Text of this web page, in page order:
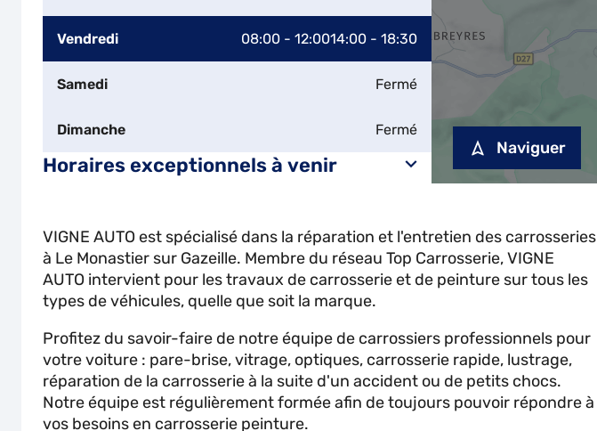
Vendredi 08:00 - 12:0014:00 - 18:30
Samedi Fermé
Dimanche Fermé
Horaires exceptionnels à venir
Naviguer
VIGNE AUTO est spécialisé dans la réparation et l'entretien des carrosseries
à Le Monastier sur Gazeille. Membre du réseau Top Carrosserie, VIGNE
AUTO intervient pour les travaux de carrosserie et de peinture sur tous les
types de véhicules, quelle que soit la marque.
Profitez du savoir-faire de notre équipe de carrossiers professionnels pour
votre voiture : pare-brise, vitrage, optiques, carrosserie rapide, lustrage,
réparation de la carrosserie à la suite d'un accident ou de petits chocs.
Notre équipe est régulièrement formée afin de toujours pouvoir répondre à
vos besoins en carrosserie peinture.